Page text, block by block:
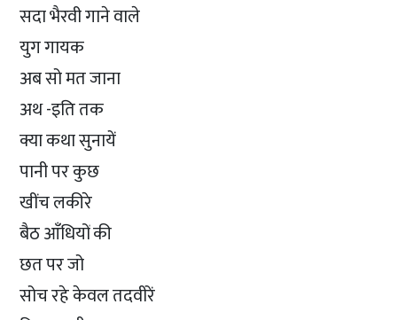
सदा भैरवी गाने वाले
युग गायक
अब सो मत जाना
अथ -इति तक
क्या कथा सुनायें
पानी पर कुछ
खींच लकीरे
बैठ आँधियों की
छत पर जो
सोच रहे केवल तदवीरें